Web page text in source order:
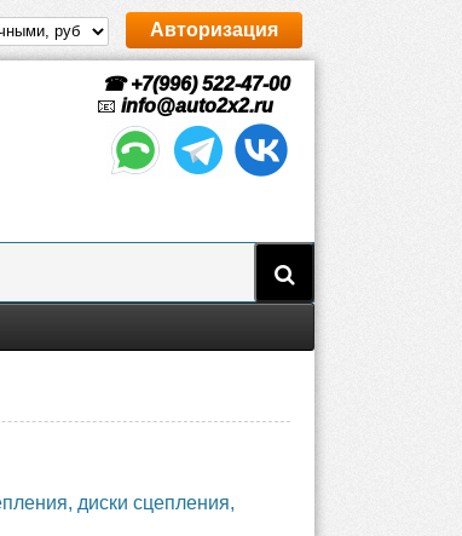
Авторизация
☎ +7(996) 522-47-00
📧 info@auto2x2.ru
диски сцепления,